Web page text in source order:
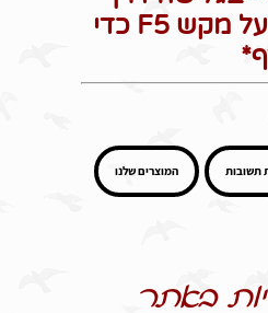
מחשב לחצו על מקש F5 כדי
תשובות המוצרים שלנו
באתר